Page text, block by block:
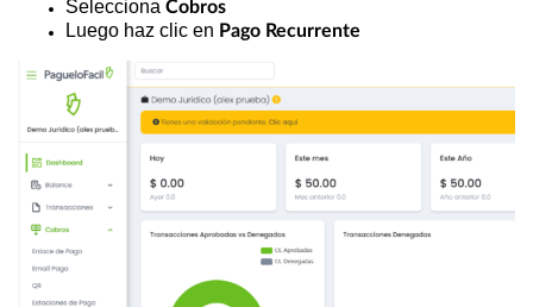
Selecciona Cobros
Luego haz clic en Pago Recurrente